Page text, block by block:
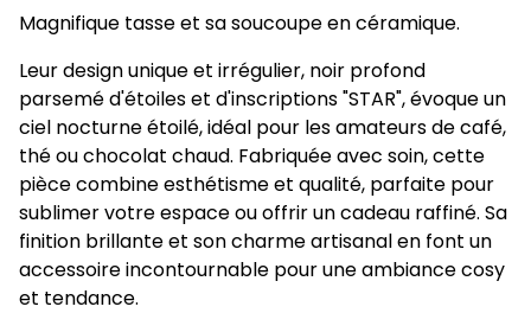
Magnifique tasse et sa soucoupe en céramique.
Leur design unique et irrégulier, noir profond
parsemé d'étoiles et d'inscriptions "STAR", évoque un
ciel nocturne étoilé, idéal pour les amateurs de café,
thé ou chocolat chaud. Fabriquée avec soin, cette
pièce combine esthétisme et qualité, parfaite pour
sublimer votre espace ou offrir un cadeau raffiné. Sa
finition brillante et son charme artisanal en font un
accessoire incontournable pour une ambiance cosy
et tendance.